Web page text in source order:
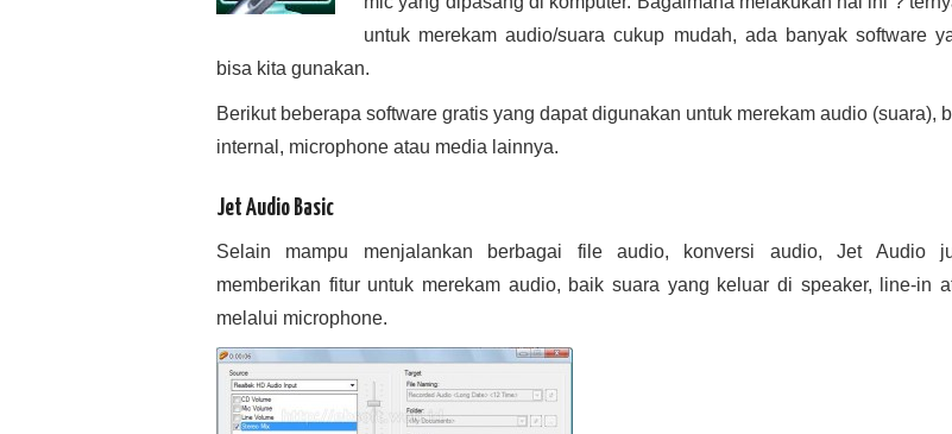
untuk merekam audio/suara cukup mudah, ada banyak software
bisa kita gunakan.
Berikut beberapa software gratis yang dapat digunakan untuk merekam audio (suara),
internal, microphone atau media lainnya.
Jet Audio Basic
Selain mampu menjalankan berbagai file audio, konversi audio, Jet Audio
memberikan fitur untuk merekam audio, baik suara yang keluar di speaker, line-in
melalui microphone.